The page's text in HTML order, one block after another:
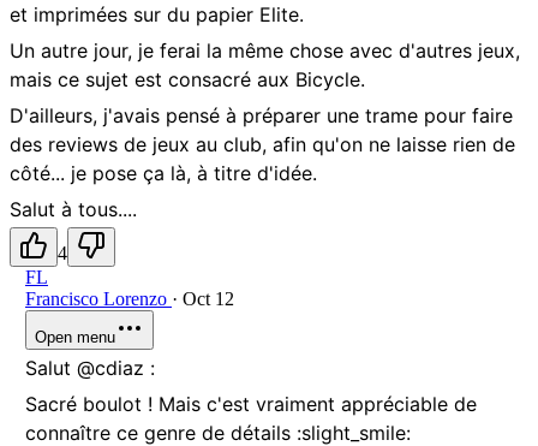
et imprimées sur du papier Elite.
Un autre jour, je ferai la même chose avec d'autres jeux,
mais ce sujet est consacré aux Bicycle.
D'ailleurs, j'avais pensé à préparer une trame pour faire
des reviews de jeux au club, afin qu'on ne laisse rien de
côté... je pose ça là, à titre d'idée.
Salut à tous....
4
FL
Francisco Lorenzo · Oct 12
Open menu
Salut @cdiaz :
Sacré boulot ! Mais c'est vraiment appréciable de
connaître ce genre de détails :slight_smile: